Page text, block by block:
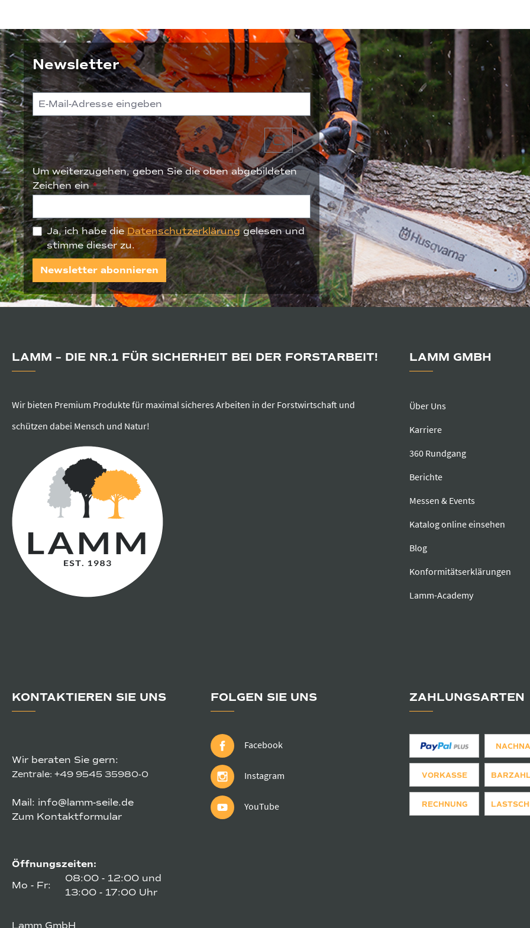
Newsletter
Um weiterzugehen, geben Sie die oben abgebildeten
Zeichen ein*
Ja, ich habe dieDatenschutzerklärunggelesen und
stimme dieser zu.
Newsletter abonnieren
LAMM – DIE NR.1 FÜR SICHERHEIT BEI DER FORSTARBEIT!
Wir bieten Premium Produkte für maximal sicheres Arbeiten in der Forstwirtschaft und
schützen dabei Mensch und Natur!
LAMM GMBH
Über Uns
Karriere
360 Rundgang
Berichte
Messen & Events
Katalog online einsehen
Blog
Konformitätserklärungen
Lamm-Academy
KONTAKTIEREN SIE UNS
Wir beraten Sie gern:
Zentrale: +49 9545 35980-0
Mail: info@lamm-seile.de
Zum Kontaktformular
Öffnungszeiten:
Mo - Fr:
08:00 - 12:00 und
13:00 - 17:00 Uhr
FOLGEN SIE UNS
Facebook
Instagram
YouTube
ZAHLUNGSARTEN
VORKASSE
RECHNUNG